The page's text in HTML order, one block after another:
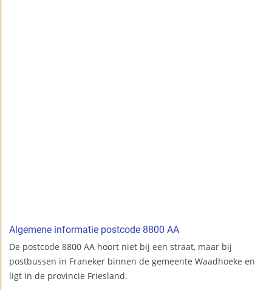
Algemene informatie postcode 8800 AA
De postcode 8800 AA hoort niet bij een straat, maar bij
postbussen in Franeker binnen de gemeente Waadhoeke en
ligt in de provincie Friesland.